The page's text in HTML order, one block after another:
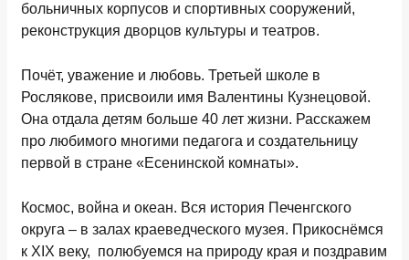
больничных корпусов и спортивных сооружений,
реконструкция дворцов культуры и театров.
Почёт, уважение и любовь. Третьей школе в
Рослякове, присвоили имя Валентины Кузнецовой.
Она отдала детям больше 40 лет жизни. Расскажем
про любимого многими педагога и создательницу
первой в стране «Есенинской комнаты».
Космос, война и океан. Вся история Печенгского
округа – в залах краеведческого музея. Прикоснёмся
к XIX веку, полюбуемся на природу края и поздравим